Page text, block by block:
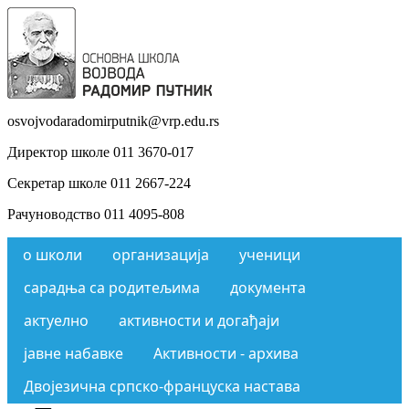
osvojvodaradomirputnik@vrp.edu.rs
Директор школе 011 3670-017
Секретар школе 011 2667-224
Рачуноводство 011 4095-808
о школи организација
ученици
сарадња са родитељима
документа
актуелно
активности и догађаји
јавне набавке
Активности - архива
Двојезична српско-француска настава